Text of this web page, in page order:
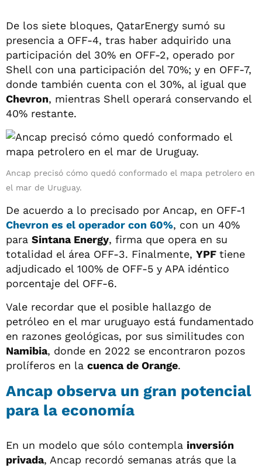
De los siete bloques, QatarEnergy sumó su
presencia a OFF-4, tras haber adquirido una
participación del 30% en OFF-2, operado por
Shell con una participación del 70%; y en OFF-7,
donde también cuenta con el 30%, al igual que
Chevron, mientras Shell operará conservando el
40% restante.
Ancap precisó cómo quedó conformado el mapa petrolero en
el mar de Uruguay.
De acuerdo a lo precisado por Ancap, en OFF-1
Chevron es el operador con 60%, con un 40%
para Sintana Energy, firma que opera en su
totalidad el área OFF-3. Finalmente, YPF tiene
adjudicado el 100% de OFF-5 y APA idéntico
porcentaje del OFF-6.
Vale recordar que el posible hallazgo de
petróleo en el mar uruguayo está fundamentado
en razones geológicas, por sus similitudes con
Namibia, donde en 2022 se encontraron pozos
prolíferos en la cuenca de Orange.
Ancap observa un gran potencial
para la economía
En un modelo que sólo contempla inversión
privada, Ancap recordó semanas atrás que la